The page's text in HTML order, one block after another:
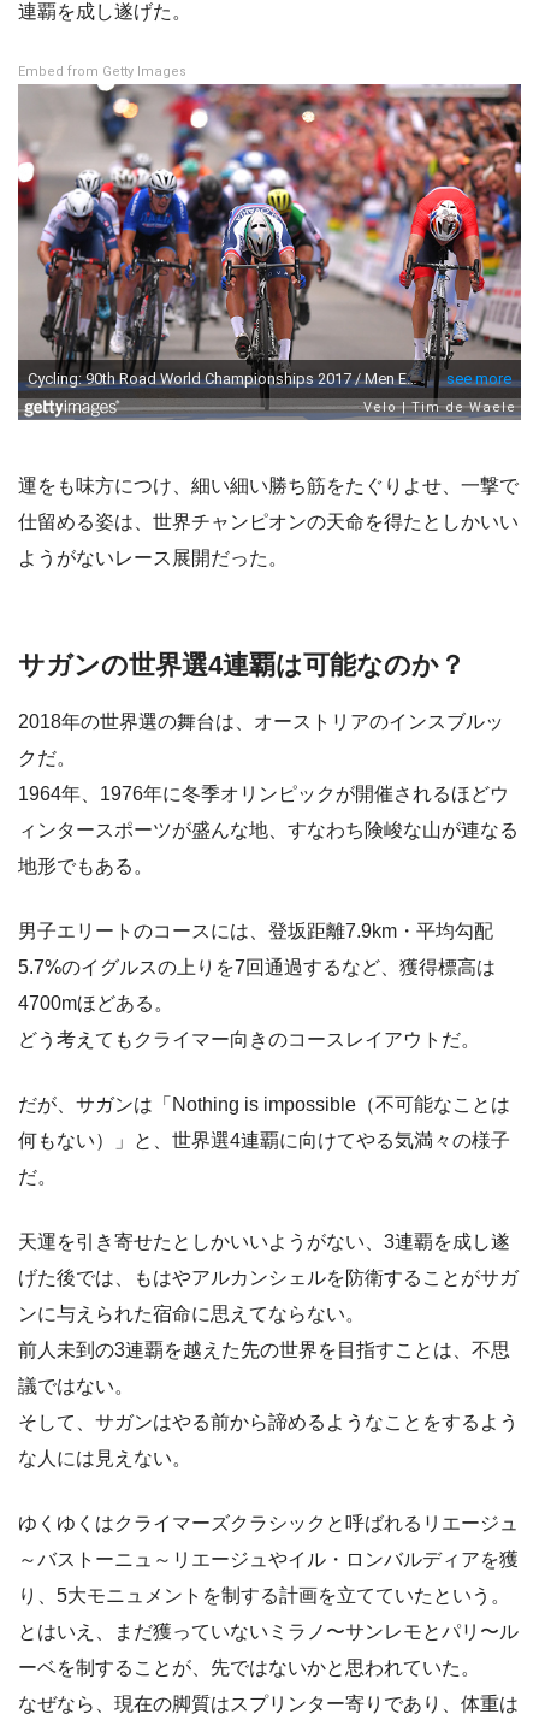
連覇を成し遂げた。
Embed from Getty Images
運をも味方につけ、細い細い勝ち筋をたぐりよせ、一撃で
仕留める姿は、世界チャンピオンの天命を得たとしかいい
ようがないレース展開だった。
サガンの世界選4連覇は可能なのか？
2018年の世界選の舞台は、オーストリアのインスブルッ
クだ。
1964年、1976年に冬季オリンピックが開催されるほどウ
ィンタースポーツが盛んな地、すなわち険峻な山が連なる
地形でもある。
男子エリートのコースには、登坂距離7.9km・平均勾配
5.7%のイグルスの上りを7回通過するなど、獲得標高は
4700mほどある。
どう考えてもクライマー向きのコースレイアウトだ。
だが、サガンは「Nothing is impossible（不可能なことは
何もない）」と、世界選4連覇に向けてやる気満々の様子
だ。
天運を引き寄せたとしかいいようがない、3連覇を成し遂
げた後では、もはやアルカンシェルを防衛することがサガ
ンに与えられた宿命に思えてならない。
前人未到の3連覇を越えた先の世界を目指すことは、不思
議ではない。
そして、サガンはやる前から諦めるようなことをするよう
な人には見えない。
ゆくゆくはクライマーズクラシックと呼ばれるリエージュ
～バストーニュ～リエージュやイル・ロンバルディアを獲
り、5大モニュメントを制する計画を立てていたという。
とはいえ、まだ獲っていないミラノ〜サンレモとパリ〜ル
ーベを制することが、先ではないかと思われていた。
なぜなら、現在の脚質はスプリンター寄りであり、体重は